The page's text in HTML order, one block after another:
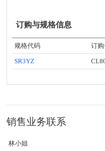
订购与规格信息
规格代码 订
SR3YZ
销售业务联系
林小姐